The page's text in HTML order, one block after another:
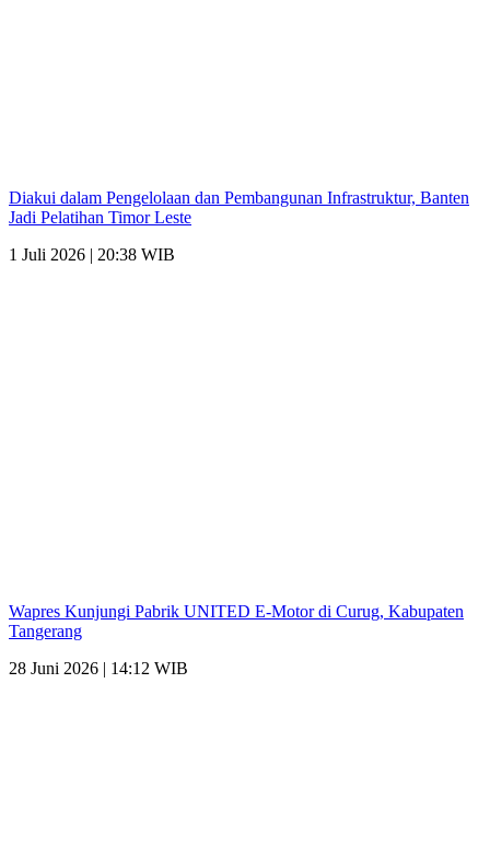
Diakui dalam Pengelolaan dan Pembangunan Infrastruktur, Banten
Jadi Pelatihan Timor Leste
1 Juli 2026 | 20:38 WIB
Wapres Kunjungi Pabrik UNITED E-Motor di Curug, Kabupaten
Tangerang
28 Juni 2026 | 14:12 WIB